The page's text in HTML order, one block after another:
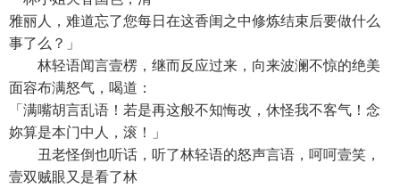
雅丽人，难道忘了您每日在这香闺之中修炼结束后要做什么
事了么？」
林轻语闻言壹楞，继而反应过来，向来波澜不惊的绝美
面容布满怒气，喝道：
「满嘴胡言乱语！若是再这般不知悔改，休怪我不客气！念
妳算是本门中人，滚！」
丑老怪倒也听话，听了林轻语的怒声言语，呵呵壹笑，
壹双贼眼又是看了林